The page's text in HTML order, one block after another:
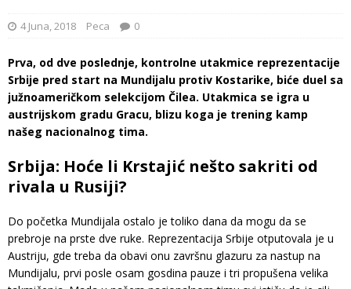
4 Juna, 2018 Peca 0
Prva, od dve poslednje, kontrolne utakmice reprezentacije
Srbije pred start na Mundijalu protiv Kostarike, biće duel sa
južnoameričkom selekcijom Čilea. Utakmica se igra u
austrijskom gradu Gracu, blizu koga je trening kamp
našeg nacionalnog tima.
Srbija: Hoće li Krstajić nešto sakriti od
rivala u Rusiji?
Do početka Mundijala ostalo je toliko dana da mogu da se
prebroje na prste dve ruke. Reprezentacija Srbije otputovala je u
Austriju, gde treba da obavi onu završnu glazuru za nastup na
Mundijalu, prvi posle osam gosdina pauze i tri propušena velika